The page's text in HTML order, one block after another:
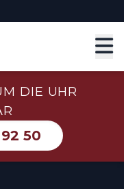
DIE UHR
50